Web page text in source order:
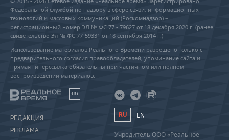
Федеральной службой по надзору в сфере связи, информационных
технологий и массовых коммуникаций (Роскомнадзор) –
регистрационный номер ЭЛ № ФС 77 - 79627 от 18 декабря 2020 г. (ранее
свидетельство Эл № ФС 77-59331 от 18 сентября 2014 г.)
Использование материалов Реального Времени разрешено только с
предварительного согласия правообладателей, упоминание сайта и
прямая гиперссылка обязательны при частичном или полном
воспроизведении материалов.
18+
РЕДАКЦИЯ
РЕКЛАМА
RU EN
Учредитель ООО «Реальное